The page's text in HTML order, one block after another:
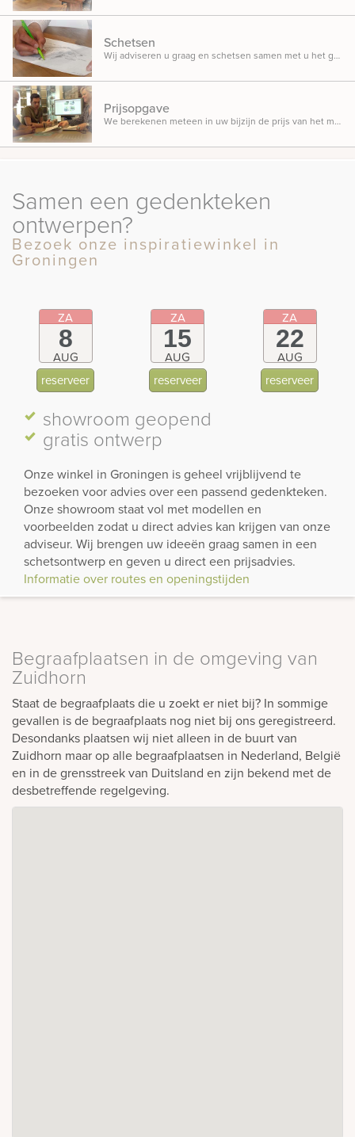
Schetsen
Wij adviseren u graag en schetsen samen met u het gedenkteken dat u in gedachten heeft.
Prijsopgave
We berekenen meteen in uw bijzijn de prijs van het monument, zodat u weet waar u aan toe bent.
Samen een gedenkteken
ontwerpen?
Bezoek onze inspiratiewinkel in
Groningen
ZA
8
AUG
reserveer
ZA
15
AUG
reserveer
ZA
22
AUG
reserveer
showroom geopend
gratis ontwerp
Onze winkel in Groningen is geheel vrijblijvend te
bezoeken voor advies over een passend gedenkteken.
Onze showroom staat vol met modellen en
voorbeelden zodat u direct advies kan krijgen van onze
adviseur. Wij brengen uw ideeën graag samen in een
schetsontwerp en geven u direct een prijsadvies.
Informatie over routes en openingstijden
Begraafplaatsen in de omgeving van
Zuidhorn
Staat de begraafplaats die u zoekt er niet bij? In sommige
gevallen is de begraafplaats nog niet bij ons geregistreerd.
Desondanks plaatsen wij niet alleen in de buurt van
Zuidhorn maar op alle begraafplaatsen in Nederland, België
en in de grensstreek van Duitsland en zijn bekend met de
desbetreffende regelgeving.